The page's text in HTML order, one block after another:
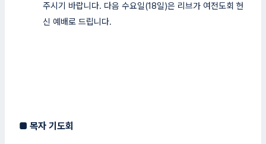
주시기 바랍니다. 다음 수요일(18일)은 리브가 여전도회 헌
신 예배로 드립니다.
■ 목자 기도회